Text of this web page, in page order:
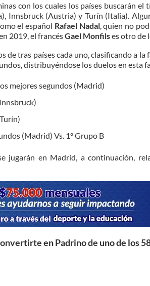
con los cuales los países buscarán el
Innsbruck (Austria) y Turín (Italia).
el español Rafael Nadal, quien no
2019, el francésGael Monfilses otro de
de tras países cada uno, clasificando a
distribuyéndose los duelos en esta
mejores segundos (Madrid)
(Madrid) Vs. 1º Grupo B
jugarán en Madrid, a continuación,
en Padrino de uno de los